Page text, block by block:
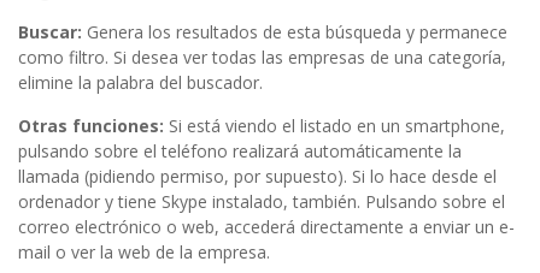
Buscar: Genera los resultados de esta búsqueda y permanece
como filtro. Si desea ver todas las empresas de una categoría,
elimine la palabra del buscador.
Otras funciones: Si está viendo el listado en un smartphone,
pulsando sobre el teléfono realizará automáticamente la
llamada (pidiendo permiso, por supuesto). Si lo hace desde el
ordenador y tiene Skype instalado, también. Pulsando sobre el
correo electrónico o web, accederá directamente a enviar un e-
mail o ver la web de la empresa.